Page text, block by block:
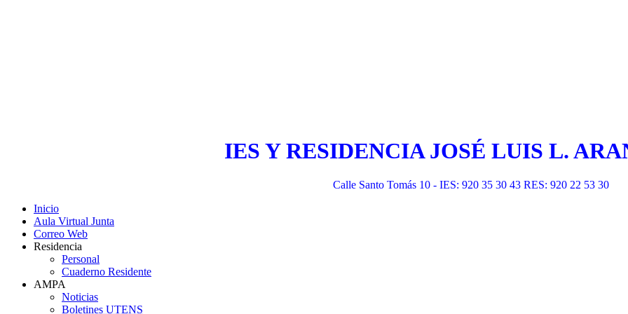
IES Y RESIDENCIA JOSÉ LUIS L.
Calle Santo Tomás 10 - IES: 920 35 30 43 RES: 920 22 53 30
Inicio
Aula Virtual Junta
Correo Web
Residencia
Personal
Cuaderno Residente
AMPA
Noticias
Boletines UTENS